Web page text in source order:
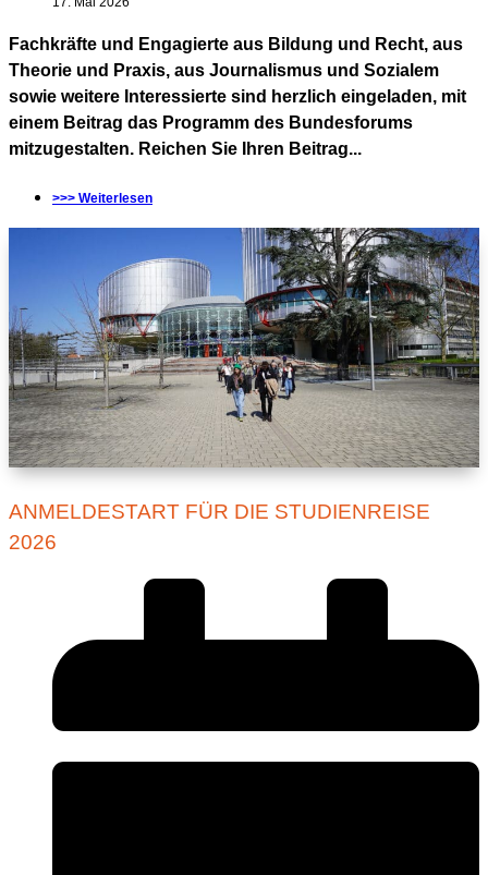
Fachkräfte und Engagierte aus Bildung und Recht, aus
Theorie und Praxis, aus Journalismus und Sozialem
sowie weitere Interessierte sind herzlich eingeladen, mit
einem Beitrag das Programm des Bundesforums
mitzugestalten. Reichen Sie Ihren Beitrag...
>>> Weiterlesen
ANMELDESTART FÜR DIE STUDIENREISE
2026